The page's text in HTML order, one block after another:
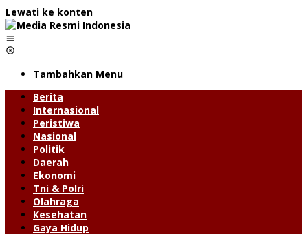
Lewati ke konten
Tambahkan Menu
Berita
Internasional
Peristiwa
Nasional
Politik
Daerah
Ekonomi
Tni & Polri
Olahraga
Kesehatan
Gaya Hidup